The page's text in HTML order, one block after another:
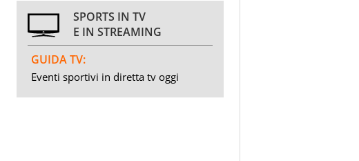
SPORTS IN TV
E IN STREAMING
GUIDA TV:
Eventi sportivi in diretta tv oggi